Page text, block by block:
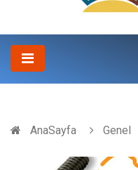
AnaSayfa Genel